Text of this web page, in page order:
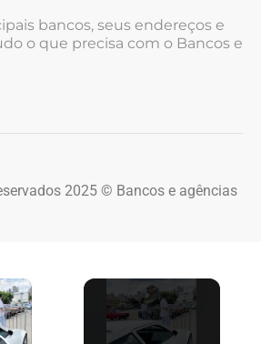
bancos, seus endereços e
o que precisa com o Bancos e
2025 © Bancos e agências
×